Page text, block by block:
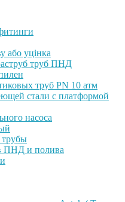
або уцінка
труб ПНД
труб PN 10 атм
стали с платформой
насоса
ПНД и полива